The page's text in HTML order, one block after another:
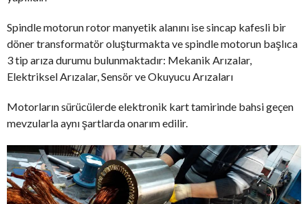
Spindle motorun rotor manyetik alanını ise sincap kafesli bir
döner transformatör oluşturmakta ve spindle motorun başlıca
3 tip arıza durumu bulunmaktadır: Mekanik Arızalar,
Elektriksel Arızalar, Sensör ve Okuyucu Arızaları
Motorların sürücülerde elektronik kart tamirinde bahsi geçen
mevzularla aynı şartlarda onarım edilir.